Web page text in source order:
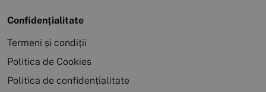
Confidențialitate
Termeni și condiții
Politica de Cookies
Politica de confidențialitate